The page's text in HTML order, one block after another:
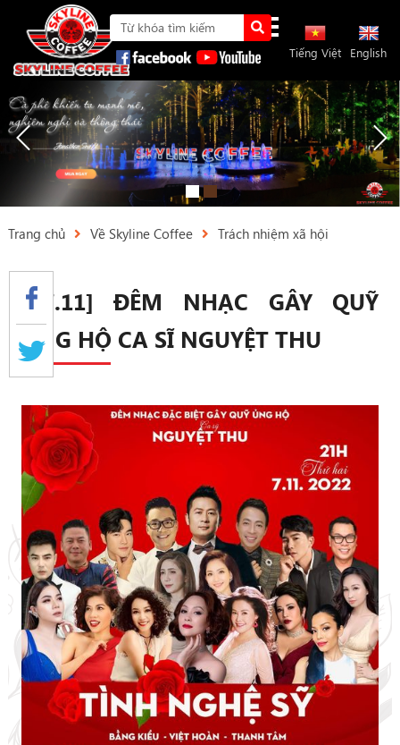
Tiếng Việt English
Trang chủ Về Skyline Coffee Trách nhiệm xã hội
[07.11] ĐÊM NHẠC GÂY QUỸ
ỦNG HỘ CA SĨ NGUYỆT THU